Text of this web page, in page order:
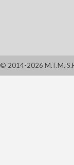
© 2014-2026 M.T.M.